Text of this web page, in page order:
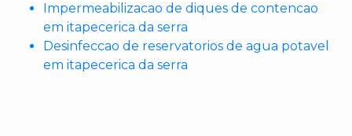
Impermeabilizacao de diques de contencao
em itapecerica da serra
Desinfeccao de reservatorios de agua potavel
em itapecerica da serra